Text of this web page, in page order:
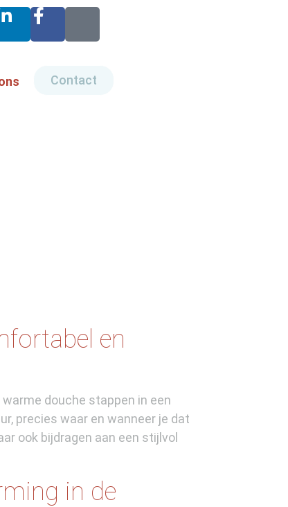
Contact
en
douche stappen in een
precies waar en wanneer je dat
ook bijdragen aan een stijlvol
in de